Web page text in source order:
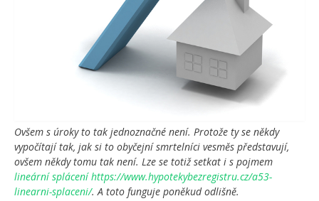
Ovšem s úroky to tak jednoznačné není. Protože ty se někdy
vypočítají tak, jak si to obyčejní smrtelníci vesměs představují,
ovšem někdy tomu tak není. Lze se totiž setkat i s pojmem
lineární splácení https://www.hypotekybezregistru.cz/a53-
linearni-splaceni/. A toto funguje poněkud odlišně.